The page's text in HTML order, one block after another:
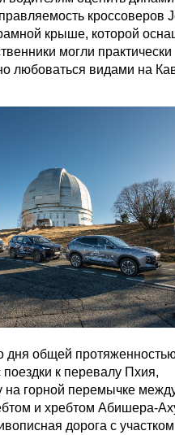
кроссоверов
крыше, которой
могли практически
любоваться видами на
дня общей
к перевалу Пхия,
на горной перемычке
и хребтом Абишера-
дорога с участком